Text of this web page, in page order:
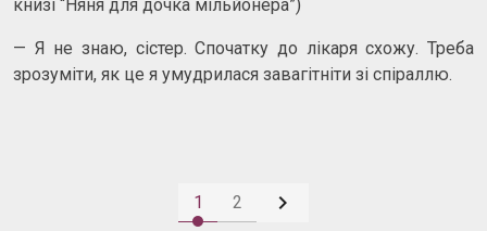
книзі “Няня для дочка мільйонера”)
— Я не знаю, сістер. Спочатку до лікаря схожу. Треба
зрозуміти, як це я умудрилася завагітніти зі спіраллю.
1 2 